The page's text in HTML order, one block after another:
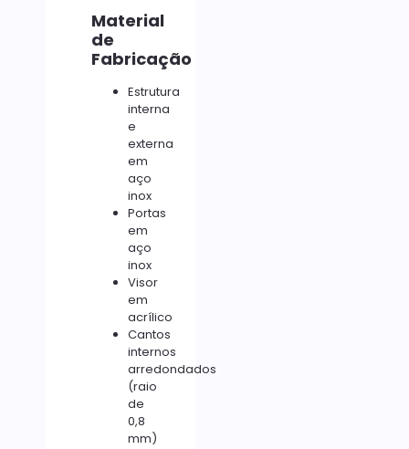
Material
de
Fabricação
Estrutura
interna
e
externa
em
aço
inox
Portas
em
aço
inox
Visor
em
acrílico
Cantos
internos
arredondados
(raio
de
0,8
mm)